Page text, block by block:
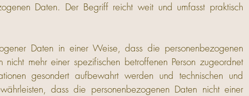
Daten. Der Begriff reicht weit und umfasst praktisch
Daten in einer Weise, dass die personenbezogenen
mehr einer spezifischen betroffenen Person zugeordnet
gesondert aufbewahrt werden und technischen und
dass die personenbezogenen Daten nicht einer